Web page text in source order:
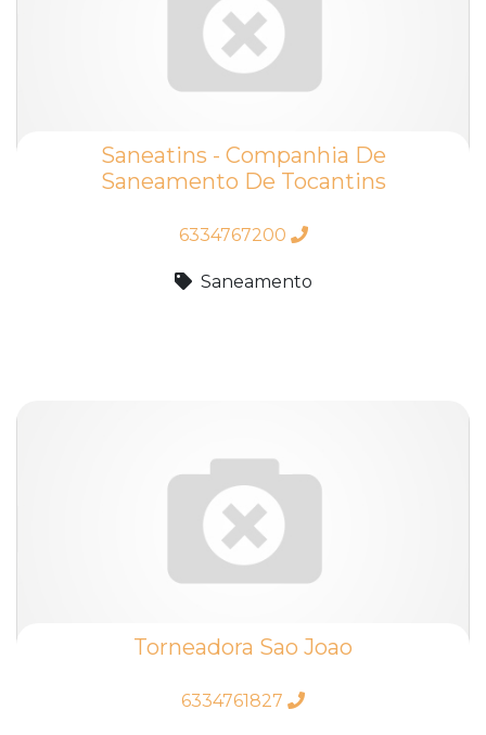
Saneatins - Companhia De
Saneamento De Tocantins
6334767200
Saneamento
Torneadora Sao Joao
6334761827